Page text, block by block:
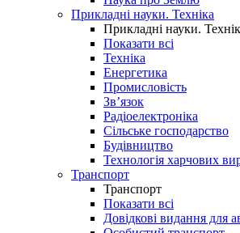
Прикладні науки. Техніка
Прикладні науки.
Показати всі
Техніка
Енергетика
Промисловість
Зв’язок
Радіоелектроніка
Сільське господарство
Будівництво
Технологія харчових
Транспорт
Транспорт
Показати всі
Довідкові видання для